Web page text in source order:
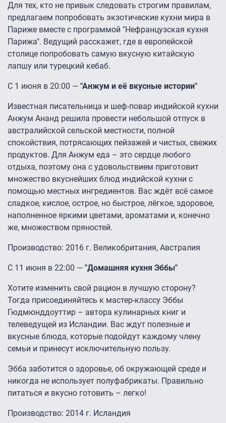
Для тех, кто не привык следовать строгим правилам,
предлагаем попробовать экзотические кухни мира в
Париже вместе с программой "Нефранцузская кухня
Парижа". Ведущий расскажет, где в европейской
столице попробовать самую вкусную китайскую
лапшу или турецкий кебаб.
С 1 июня в 20:00 — "Анжум и её вкусные истории"
Известная писательница и шеф-повар индийской кухни
Анжум Ананд решила провести небольшой отпуск в
австралийской сельской местности, полной
спокойствия, потрясающих пейзажей и чистых, свежих
продуктов. Для Анжум еда – это сердце любого
отдыха, поэтому она с удовольствием приготовит
множество вкуснейших блюд индийской кухни с
помощью местных ингредиентов. Вас ждёт всё самое
сладкое, кислое, острое, но быстрое, лёгкое, здоровое,
наполненное яркими цветами, ароматами и, конечно
же, множеством пряностей.
Производство: 2016 г. Великобритания, Австралия
С 11 июня в 22:00 — "Домашняя кухня Эббы"
Хотите изменить свой рацион в лучшую сторону?
Тогда присоединяйтесь к мастер-классу Эббы
Гюдмюнддоуттир – автора кулинарных книг и
телеведущей из Исландии. Вас ждут полезные и
вкусные блюда, которые подойдут каждому члену
семьи и принесут исключительную пользу.
Эбба заботится о здоровье, об окружающей среде и
никогда не использует полуфабрикаты. Правильно
питаться и вкусно готовить – легко!
Производство: 2014 г. Исландия